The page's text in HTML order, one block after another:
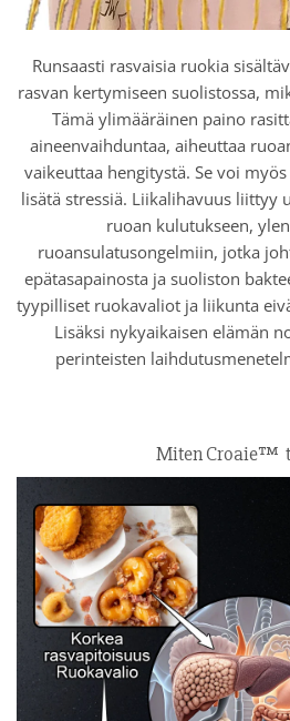
Runsaasti rasvaisia ​​ruokia
rasvan kertymiseen suolistossa,
Tämä ylimääräinen paino
aineenvaihduntaa, aiheuttaa
vaikeuttaa hengitystä. Se voi
lisätä stressiä. Liikalihavuus liittyy
ruoan kulutukseen,
ruoansulatusongelmiin, jotka
epätasapainosta ja suoliston
tyypilliset ruokavaliot ja liikunta
Lisäksi nykyaikaisen elämän
perinteisten
Miten Croaie™